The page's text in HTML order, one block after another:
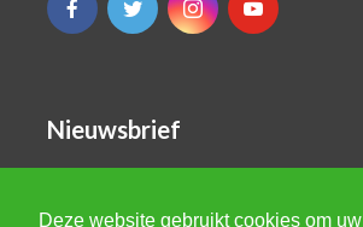
Deze website gebruikt cookies om uw
Nieuwsbrief